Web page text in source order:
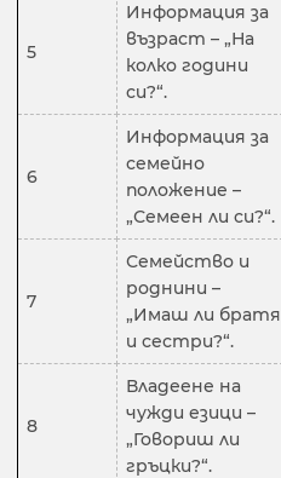
5
Информация за
възраст – „На
колко години
си?“.
6
Информация за
семейно
положение –
„Семеен ли си?“.
7
Семейство и
роднини –
„Имаш ли братя
и сестри?“.
8
Владеене на
чужди езици –
„Говориш ли
гръцки?“.